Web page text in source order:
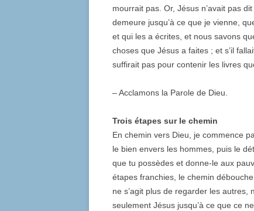
mourrait pas. Or, Jésus n’avait pas
demeure jusqu’à ce que je vienne,
et qui les a écrites, et nous savons
choses que Jésus a faites ; et s’il
suffirait pas pour contenir les livres
– Acclamons la Parole de Dieu.
Trois étapes sur le chemin
En chemin vers Dieu, je commence
le bien envers les hommes, puis le
que tu possèdes et donne-le aux
étapes franchies, le chemin
ne s’agit plus de regarder les
seulement Jésus jusqu’à ce que ce